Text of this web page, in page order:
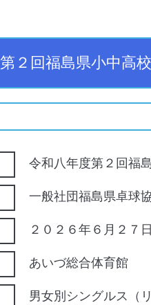
２回福島県小中高
令和八年度第２回福
一般社団福島県卓球
２０２６年６月２７
あいづ総合体育館
男女別シングルス（